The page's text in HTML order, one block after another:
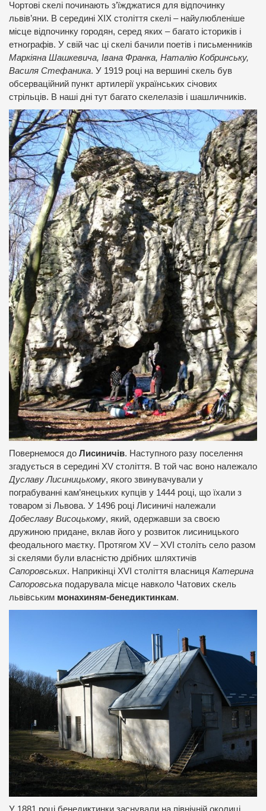
Чортові скелі починають з’їжджатися для відпочинку
львів’яни. В середині ХІХ століття скелі – найулюбленіше
місце відпочинку городян, серед яких – багато істориків і
етнографів. У свій час ці скелі бачили поетів і письменників
Маркіяна Шашкевича, Івана Франка, Наталію Кобринську,
Василя Стефаника. У 1919 році на вершині скель був
обсерваційний пункт артилерії українських січових
стрільців. В наші дні тут багато скелелазів і шашличників.
Повернемося до Лисиничів. Наступного разу поселення
згадується в середині XV століття. В той час воно належало
Дуславу Лисиницькому, якого звинувачували у
пограбуванні кам’янецьких купців у 1444 році, що їхали з
товаром зі Львова. У 1496 році Лисиничі належали
Добеславу Висоцькому, який, одержавши за своєю
дружиною придане, вклав його у розвиток лисиницького
феодального маєтку. Протягом XV – XVI століть село разом
зі скелями були власністю дрібних шляхтичів
Сапоровських. Наприкінці XVI століття власниця Катерина
Сапоровська подарувала місце навколо Чатових скель
львівським монахиням-бенедиктинкам.